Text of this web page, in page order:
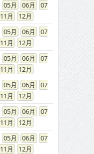
05 06
07
11
12
05 06
07
11
12
05 06
07
11
12
05 06
07
11
12
05 06
07
11
12
05 06
07
11
12